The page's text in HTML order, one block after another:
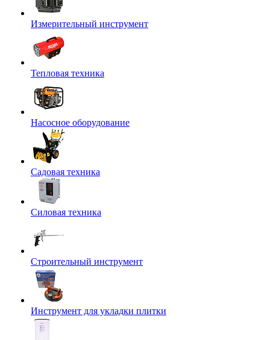
Измерительный инструмент
Тепловая техника
Насосное оборудование
Садовая техника
Силовая техника
Строительный инструмент
Инструмент для укладки плитки